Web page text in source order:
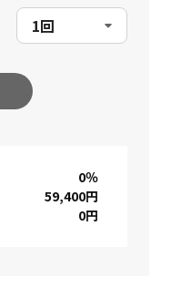
0％
59,400円
0円